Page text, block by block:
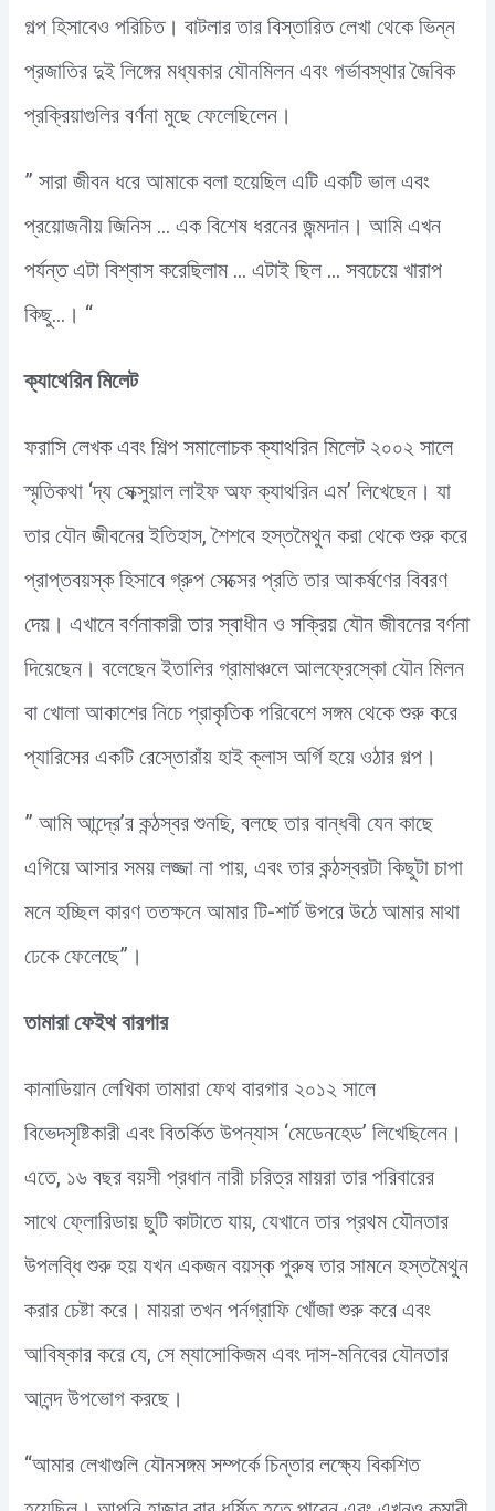
গল্প হিসাবেও পরিচিত। বাটলার তার বিস্তারিত লেখা থেকে ভিন্ন
প্রজাতির দুই লিঙ্গের মধ্যকার যৌনমিলন এবং গর্ভাবস্থার জৈবিক
প্রক্রিয়াগুলির বর্ণনা মুছে ফেলেছিলেন।
” সারা জীবন ধরে আমাকে বলা হয়েছিল এটি একটি ভাল এবং
প্রয়োজনীয় জিনিস … এক বিশেষ ধরনের জন্মদান। আমি এখন
পর্যন্ত এটা বিশ্বাস করেছিলাম … এটাই ছিল … সবচেয়ে খারাপ
কিছু…। “
ক্যাথেরিন মিলেট
ফরাসি লেখক এবং শিল্প সমালোচক ক্যাথরিন মিলেট ২০০২ সালে
স্মৃতিকথা ‘দ্য সেক্সুয়াল লাইফ অফ ক্যাথরিন এম’ লিখেছেন। যা
তার যৌন জীবনের ইতিহাস, শৈশবে হস্তমৈথুন করা থেকে শুরু করে
প্রাপ্তবয়স্ক হিসাবে গ্রুপ সেক্সের প্রতি তার আকর্ষণের বিবরণ
দেয়। এখানে বর্ণনাকারী তার স্বাধীন ও সক্রিয় যৌন জীবনের বর্ণনা
দিয়েছেন। বলেছেন ইতালির গ্রামাঞ্চলে আলফ্রেস্কো যৌন মিলন
বা খোলা আকাশের নিচে প্রাকৃতিক পরিবেশে সঙ্গম থেকে শুরু করে
প্যারিসের একটি রেস্তোরাঁয় হাই ক্লাস অর্গি হয়ে ওঠার গল্প।
” আমি আন্দ্রে’র কন্ঠস্বর শুনছি, বলছে তার বান্ধবী যেন কাছে
এগিয়ে আসার সময় লজ্জা না পায়, এবং তার কন্ঠস্বরটা কিছুটা চাপা
মনে হচ্ছিল কারণ ততক্ষনে আমার টি-শার্ট উপরে উঠে আমার মাথা
ঢেকে ফেলেছে”।
তামারা ফেইথ বারগার
কানাডিয়ান লেখিকা তামারা ফেথ বারগার ২০১২ সালে
বিভেদসৃষ্টিকারী এবং বিতর্কিত উপন্যাস ‘মেডেনহেড’ লিখেছিলেন।
এতে, ১৬ বছর বয়সী প্রধান নারী চরিত্র মায়রা তার পরিবারের
সাথে ফ্লোরিডায় ছুটি কাটাতে যায়, যেখানে তার প্রথম যৌনতার
উপলব্ধি শুরু হয় যখন একজন বয়স্ক পুরুষ তার সামনে হস্তমৈথুন
করার চেষ্টা করে। মায়রা তখন পর্নগ্রাফি খোঁজা শুরু করে এবং
আবিষ্কার করে যে, সে ম্যাসোকিজম এবং দাস-মনিবের যৌনতার
আনন্দ উপভোগ করছে।
“আমার লেখাগুলি যৌনসঙ্গম সম্পর্কে চিন্তার লক্ষ্যে বিকশিত